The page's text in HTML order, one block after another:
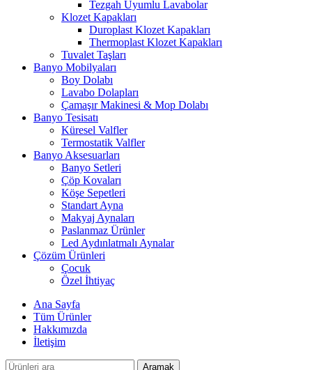
Tezgah Uyumlu Lavabolar
Klozet Kapakları
Duroplast Klozet Kapakları
Thermoplast Klozet Kapakları
Tuvalet Taşları
Banyo Mobilyaları
Boy Dolabı
Lavabo Dolapları
Çamaşır Makinesi & Mop Dolabı
Banyo Tesisatı
Küresel Valfler
Termostatik Valfler
Banyo Aksesuarları
Banyo Setleri
Çöp Kovaları
Köşe Sepetleri
Standart Ayna
Makyaj Aynaları
Paslanmaz Ürünler
Led Aydınlatmalı Aynalar
Çözüm Ürünleri
Çocuk
Özel İhtiyaç
Ana Sayfa
Tüm Ürünler
Hakkımızda
İletişim
Aramak